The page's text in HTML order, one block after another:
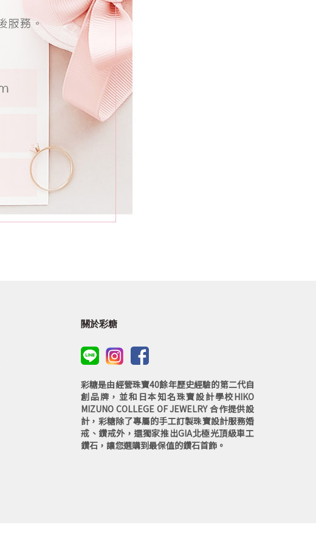
關於彩糖
彩糖是由經營珠寶40餘年歷史經驗的第二代自
創品牌，並和日本知名珠寶設計學校HIKO
MIZUNO COLLEGE OF JEWELRY 合作提供設
計，彩糖除了專屬的手工訂製珠寶設計服務婚
戒、鑽戒外，還獨家推出GIA北極光頂級車工
鑽石，讓您選購到最保值的鑽石首飾。